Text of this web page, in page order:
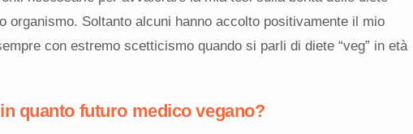
organismo. Soltanto alcuni hanno accolto positivamente il mio
con estremo scetticismo quando si parli di diete “veg” in età
quanto futuro medico vegano?